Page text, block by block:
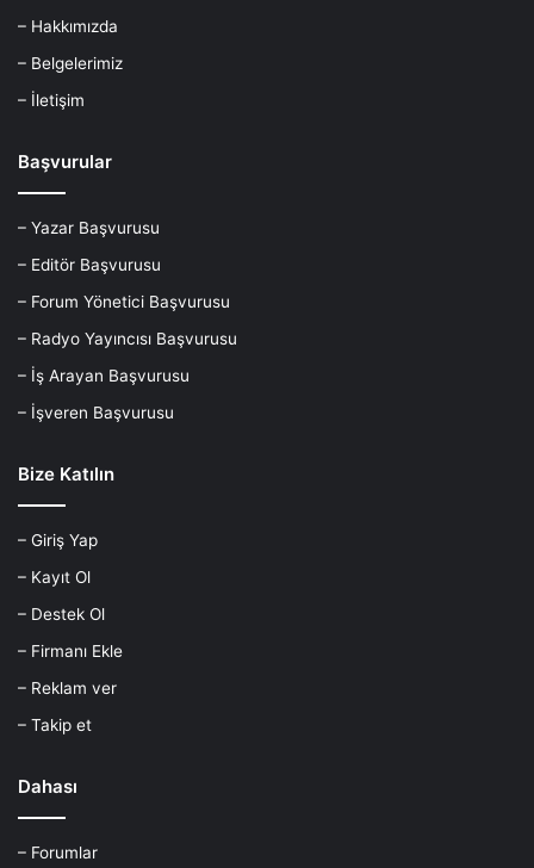
– Hakkımızda
– Belgelerimiz
– İletişim
Başvurular
– Yazar Başvurusu
– Editör Başvurusu
– Forum Yönetici Başvurusu
– Radyo Yayıncısı Başvurusu
– İş Arayan Başvurusu
– İşveren Başvurusu
Bize Katılın
– Giriş Yap
– Kayıt Ol
– Destek Ol
– Firmanı Ekle
– Reklam ver
– Takip et
Dahası
– Forumlar